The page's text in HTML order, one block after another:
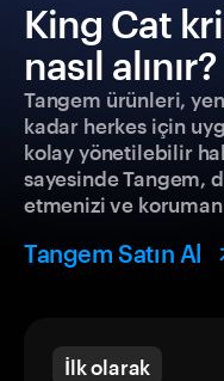
King Cat
nasıl alınır?
Tangem ürünleri,
kadar herkes için
kolay yönetilebilir
sayesinde Tangem,
etmenizi ve
Tangem Satın Al
İlk olarak